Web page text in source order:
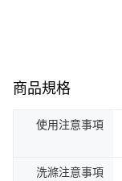
商品規格
使用注意事項
洗滌注意事項